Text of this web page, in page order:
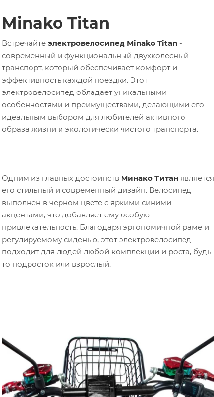
Minako Titan
Встречайте электровелосипед Minako Titan-
современный и функциональный двухколесный
транспорт, который обеспечивает комфорт и
эффективность каждой поездки. Этот
электровелосипед обладает уникальными
особенностями и преимуществами, делающими его
идеальным выбором для любителей активного
образа жизни и экологически чистого транспорта.
Одним из главных достоинств Минако Титанявляется
его стильный и современный дизайн. Велосипед
выполнен в черном цвете с яркими синими
акцентами, что добавляет ему особую
привлекательность. Благодаря эргономичной раме и
регулируемому сиденью, этот электровелосипед
подходит для людей любой комплекции и роста, будь
то подросток или взрослый.